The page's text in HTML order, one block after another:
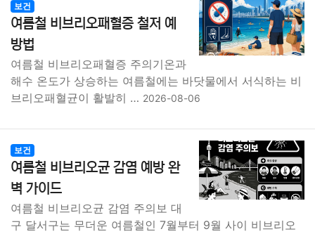
보건
여름철 비브리오패혈증 철저 예
방법
여름철 비브리오패혈증 주의기온과
해수 온도가 상승하는 여름철에는 바닷물에서 서식하는 비
브리오패혈균이 활발히 … 2026-08-06
보건
여름철 비브리오균 감염 예방 완
벽 가이드
여름철 비브리오균 감염 주의보 대
구 달서구는 무더운 여름철인 7월부터 9월 사이 비브리오